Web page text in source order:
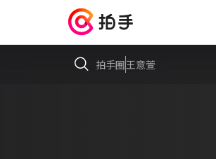
拍手圈王意萱